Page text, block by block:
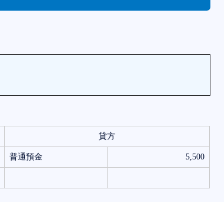
貸方
普通預金 5,500